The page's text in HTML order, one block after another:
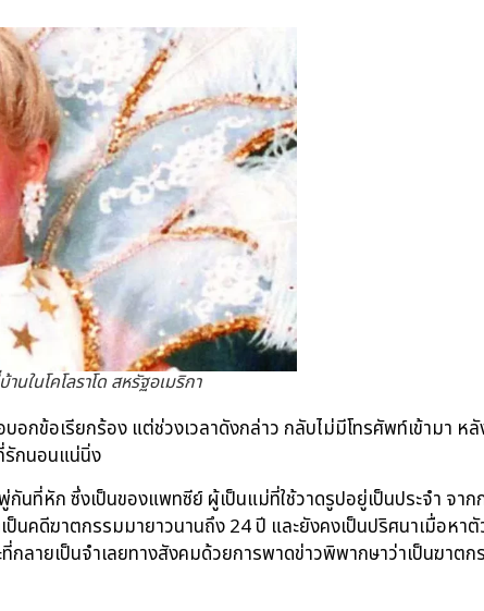
ในโคโลราโด สหรัฐอเมริกา
กข้อเรียกร้อง แต่ช่วงเวลาดังกล่าว กลับไม่มีโทรศัพท์เข้ามา ห
รักนอนแน่นิ่ง
นที่หัก ซึ่งเป็นของแพทซีย์ ผู้เป็นแม่ที่ใช้วาดรูปอยู่เป็นประจำ จา
นคดีฆาตกรรมมายาวนานถึง 24 ปี และยังคงเป็นปริศนาเมื่อหา
ลายเป็นจำเลยทางสังคมด้วยการพาดข่าวพิพากษาว่าเป็นฆาตก